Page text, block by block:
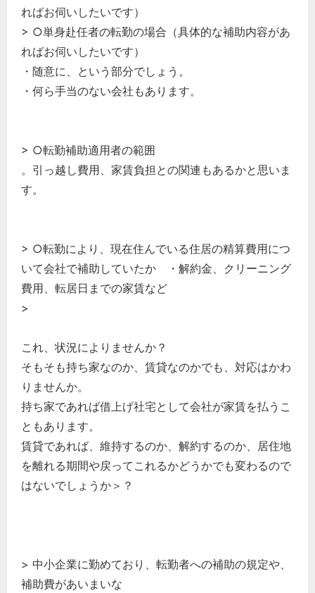
ればお伺いしたいです）
> ○単身赴任者の転勤の場合（具体的な補助内容があ
ればお伺いしたいです）
・随意に、という部分でしょう。
・何ら手当のない会社もあります。
> ○転勤補助適用者の範囲
。引っ越し費用、家賃負担との関連もあるかと思いま
す。
> ○転勤により、現在住んでいる住居の精算費用につ
いて会社で補助していたか ・解約金、クリーニング
費用、転居日までの家賃など
>
これ、状況によりませんか？
そもそも持ち家なのか、賃貸なのかでも、対応はかわ
りませんか。
持ち家であれば借上げ社宅として会社が家賃を払うこ
ともあります。
賃貸であれば、維持するのか、解約するのか、居住地
を離れる期間や戻ってこれるかどうかでも変わるので
はないでしょうか＞？
> 中小企業に勤めており、転勤者への補助の規定や、
補助費があいまいな
税務経理
企業法務